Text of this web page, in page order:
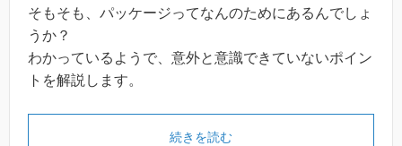
そもそも、パッケージってなんのためにあるんでしょ
うか？
わかっているようで、意外と意識できていないポイン
トを解説します。
続きを読む